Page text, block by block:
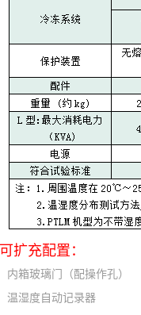
可扩充配置：
内箱玻璃门（配操作孔）
温湿度自动记录器